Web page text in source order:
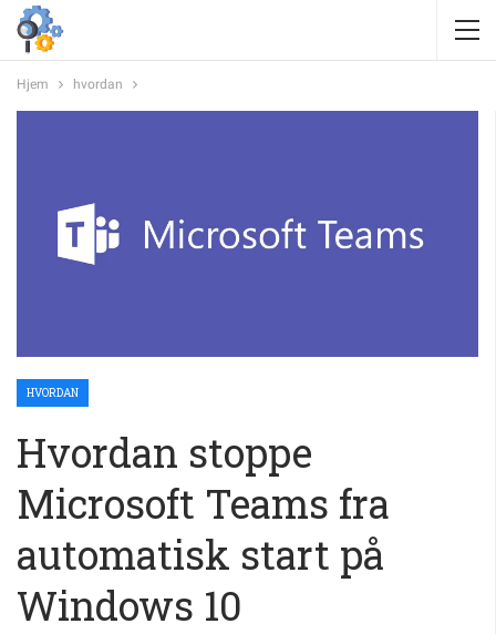
Hjem hvordan
HVORDAN
Hvordan stoppe
Microsoft Teams fra
automatisk start på
Windows 10